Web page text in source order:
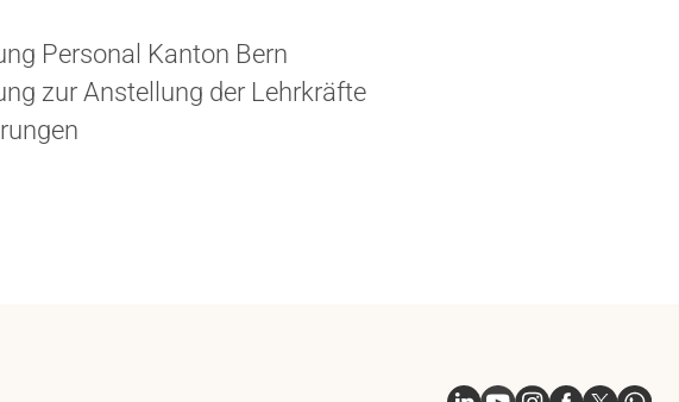
Personal Kanton Bern
zur Anstellung der Lehrkräfte